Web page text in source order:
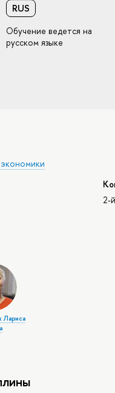
RUS
Обучение ведется на
русском языке
2-
Лариса